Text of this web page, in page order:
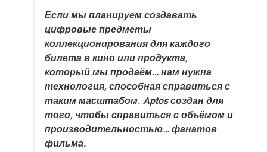
Если мы планируем создавать
цифровые предметы
коллекционирования для каждого
билета в кино или продукта,
который мы продаём… нам нужна
технология, способная справиться с
таким масштабом. Aptos создан для
того, чтобы справиться с объёмом и
производительностью… фанатов
фильма.